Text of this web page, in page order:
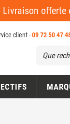
Livraison offerte
client -09 72 50 47